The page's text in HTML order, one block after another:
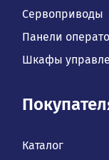
Сервоприводы
Панели
Шкафы
Каталог